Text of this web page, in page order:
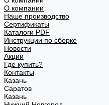
О компании
Наше производство
Сертификаты
Каталоги PDF
Инструкции по сборке
Новости
Акции
Где купить?
Контакты
Казань
Саратов
Казань